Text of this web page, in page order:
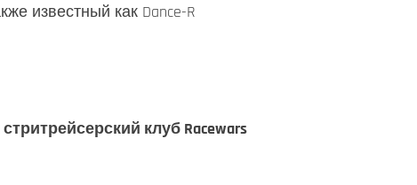
известный как Dance-R
стритрейсерский клуб Racewars